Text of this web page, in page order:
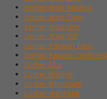
Lemari Arsip Modera
Lemari Arsip Tiger
Lemari Arsip Uno
Lemari Arsip VIP
Lemari Pakaian Expo
Lemari Pakaian Orbitrend
Locker Alba
Locker Brother
Locker Emporium
Locker HighPoint